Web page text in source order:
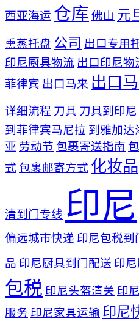
西亚海运 仓库 佛山 元
熏蒸托盘 公司 出口专用
印尼厨具物流 出口印尼物
菲律宾 出口马来 出口
详细流程 刀具 刀具到印尼
到菲律宾马尼拉 到雅加达
亚 劳动节 包裹寄送指南
式 包裹邮寄方式 化妆品
清到门专线 印尼
偏远城市快递 印尼包税到
品 印尼厨具到门配送 印
包税 印尼头盔清关 印
服务 印尼家具运输 印尼